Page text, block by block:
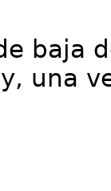
baja
una